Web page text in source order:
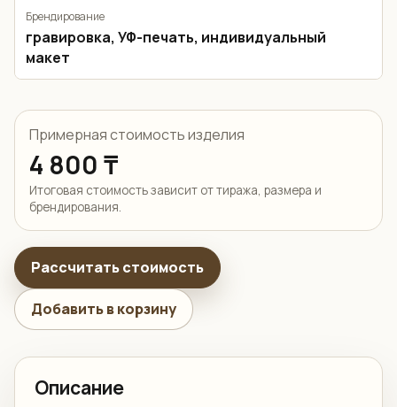
Брендирование
гравировка, УФ-печать, индивидуальный
макет
Примерная стоимость изделия
4 800 ₸
Итоговая стоимость зависит от тиража, размера и
брендирования.
Рассчитать стоимость
Добавить в корзину
Описание